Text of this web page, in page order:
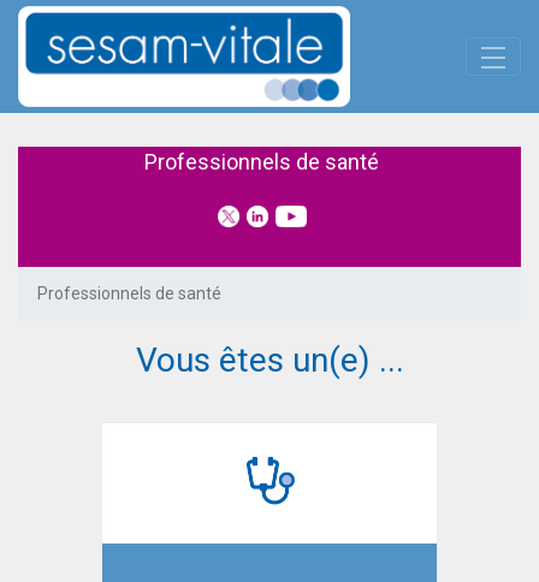
Skip to Main Content
Professionnels de santé
Professionnels de santé
Professionnels de santé
Vous êtes un(e) ...
Panneau de gestion des cookies